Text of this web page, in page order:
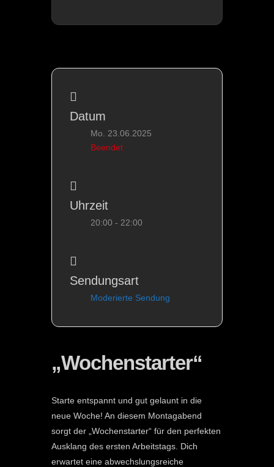
Datum
Mo. 23.06.2025
Beendet
Uhrzeit
20:00 - 22:00
Sendungsart
Moderierte Sendung
„Wochenstarter“
Starte entspannt und gut gelaunt in die
neue Woche! An diesem Montagabend
sorgt der „Wochenstarter“ für den perfekten
Ausklang des ersten Arbeitstags. Dich
erwartet eine abwechslungsreiche